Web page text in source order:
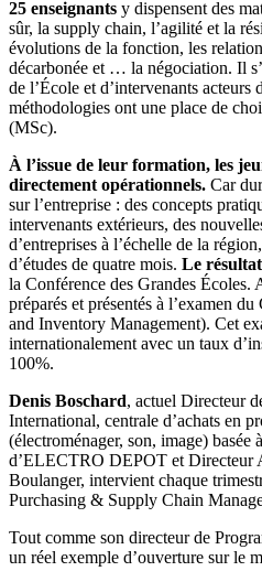
25 enseignants y dispensent des
sûr, la supply chain, l’agilité et la
évolutions de la fonction, les
décarbonée et … la négociation. Il
de l’École et d’intervenants acteurs
méthodologies ont une place de
(MSc).
À l’issue de leur formation, les
directement opérationnels. Car
sur l’entreprise : des concepts
intervenants extérieurs, des
d’entreprises à l’échelle de la
d’études de quatre mois. Le résultat
la Conférence des Grandes Écoles.
préparés et présentés à l’examen
and Inventory Management). Cet
internationalement avec un taux
100%.
Denis Boschard, actuel Directeur
International, centrale d’achats en
(électroménager, son, image)
d’ELECTRO DEPOT et Directeur
Boulanger, intervient chaque
Purchasing & Supply Chain
Tout comme son directeur de
un réel exemple d’ouverture sur le